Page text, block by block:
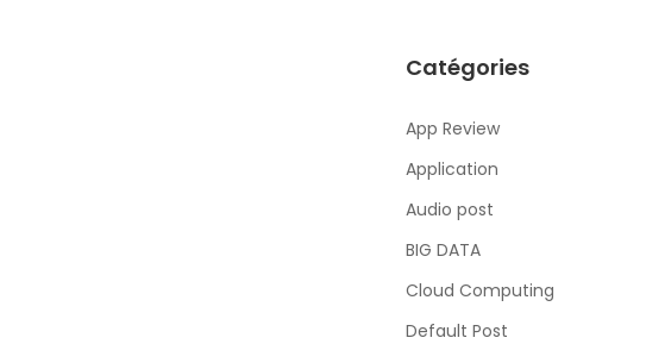
Catégories
App Review
Application
Audio post
BIG DATA
Cloud Computing
Default Post